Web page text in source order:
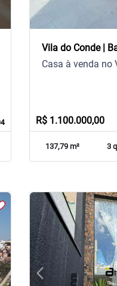
Vila do Conde |
Casa à venda no
R$ 1.100.000,00
137,79 m² 3
arrow_back_iosPrevious